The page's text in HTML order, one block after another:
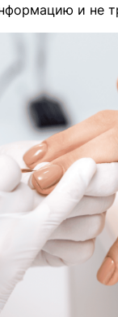
и не